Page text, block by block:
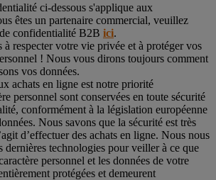
ci-dessous s'applique aux
êtes un partenaire commercial, veuillez
confidentialité B2B ici.
à respecter votre vie privée et à protéger vos
! Nous vous dirons toujours comment
vos données.
achats en ligne est notre priorité
personnel sont conservées en toute sécurité
conformément à la législation européenne
Nous savons que la sécurité est très
d’effectuer des achats en ligne. Nous nous
dernières technologies pour veiller à ce que
personnel et les données de votre
protégées et demeurent